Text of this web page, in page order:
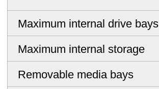
Maximum internal drive bays
Maximum internal storage
Removable media bays